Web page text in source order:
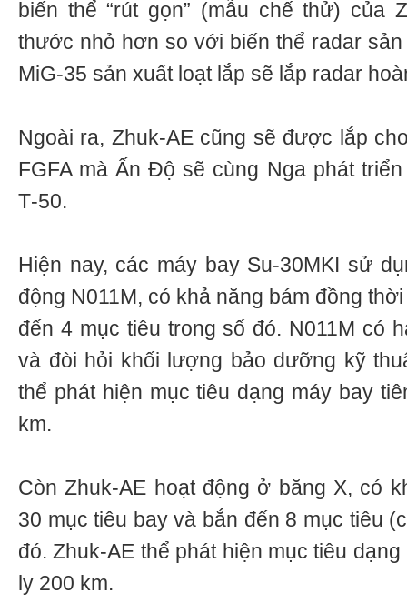
biến thể “rút gọn” (mẫu chế thử) của
thước nhỏ hơn so với biến thể radar
MiG-35 sản xuất loạt lắp sẽ lắp radar
Ngoài ra, Zhuk-AE cũng sẽ được lắp
FGFA mà Ấn Độ sẽ cùng Nga phát
Т-50.
Hiện nay, các máy bay Su-30MKI sử
động N011М, có khả năng bám đồng
đến 4 mục tiêu trong số đó. N011М có
và đòi hỏi khối lượng bảo dưỡng kỹ
thể phát hiện mục tiêu dạng máy bay
km.
Còn Zhuk-AE hoạt động ở băng Х, có
30 mục tiêu bay và bắn đến 8 mục tiêu
đó. Zhuk-AE thể phát hiện mục tiêu
ly 200 km.